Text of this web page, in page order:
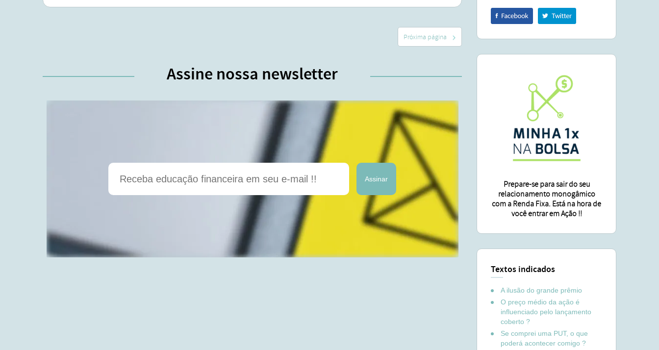
Próxima página
Assine nossa newsletter
Assinar
Prepare-se para sair do seu
relacionamento monogâmico
com a Renda Fixa. Está na hora de
você entrar em Ação !!
Textos indicados
A ilusão do grande prêmio
O preço médio da ação é
influenciado pelo lançamento
coberto ?
Se comprei uma PUT, o que
poderá acontecer comigo ?